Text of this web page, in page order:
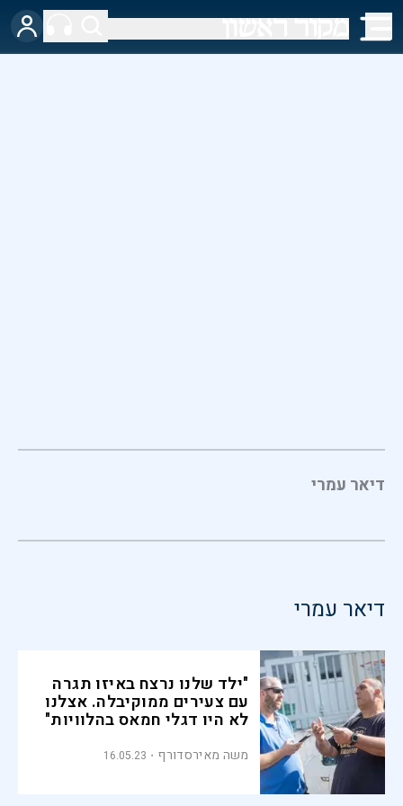
דיאר עמרי
דיאר עמרי
"ילד שלנו נרצח באיזו תגרה
עם צעירים ממוקיבלה. אצלנו
לא היו דגלי חמאס בהלוויות"
משה מאירסדורף 16.05.23